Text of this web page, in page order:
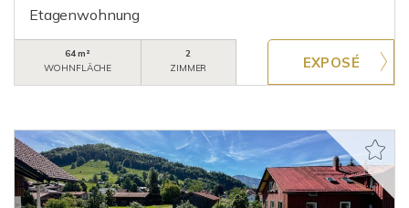
Etagenwohnung
64 m²
WOHNFLÄCHE
2
ZIMMER